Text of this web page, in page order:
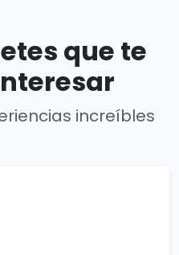
que te
increíbles